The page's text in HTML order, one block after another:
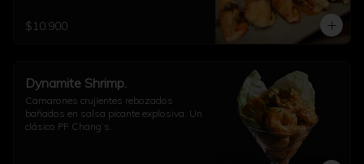
$10.900
Dynamite Shrimp.
Camarones crujientes rebozados
bañados en salsa picante explosiva. Un
clásico PF Chang’s.